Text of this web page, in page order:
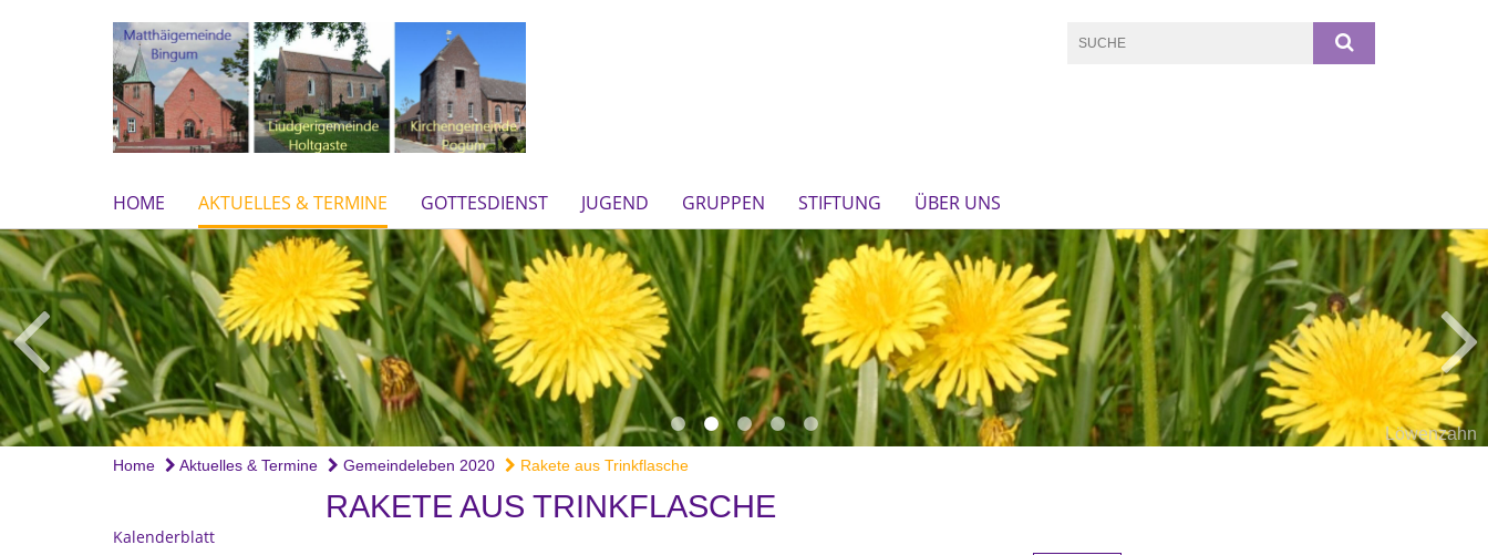
HOME AKTUELLES & TERMINE GOTTESDIENST JUGEND GRUPPEN STIFTUNG ÜBER UNS
Löwenzahn
Home Aktuelles & Termine Gemeindeleben 2020 Rakete aus Trinkflasche
Kalenderblatt
RAKETE AUS TRINKFLASCHE